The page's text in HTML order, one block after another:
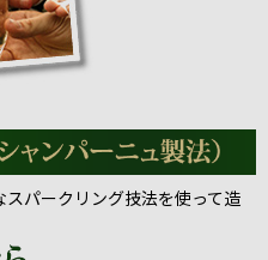
パークリング技法を使って造